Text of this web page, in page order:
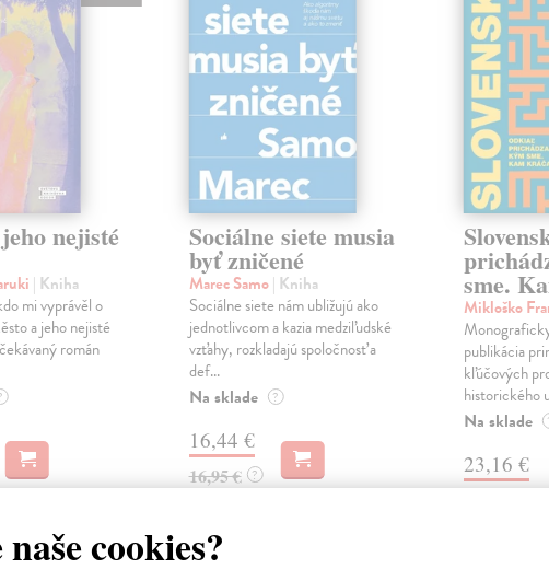
cookies?
nejisté
| Kniha
mi vyprávěl o
a jeho nejisté
román
Sociálne siete musia
byť zničené
Marec Samo| Kniha
Sociálne siete nám ubližujú ako
jednotlivcom a kazia medziľudské
vzťahy, rozkladajú spoločnosť a
def...
Na sklade ?
16,44 €
16,95 € ?
sme.
Mikloško
publikácia
kľúčových
historického
Na sklade
23,16 €